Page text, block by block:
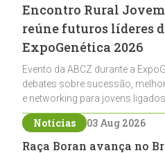
Encontro Rural
reúne futuros líderes
ExpoGenética 2026
Evento da ABCZ durante a
debates sobre sucessão,
e networking para jovens
Notícias 03 Aug 2026
Raça Boran avança no